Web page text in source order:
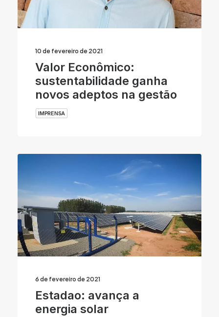
10 de fevereiro de 2021
Valor Econômico:
sustentabilidade ganha
novos adeptos na gestão
IMPRENSA
6 de fevereiro de 2021
Estadao: avança a
energia solar